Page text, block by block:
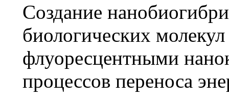
Создание
биологических
флуоресцентными
процессов переноса